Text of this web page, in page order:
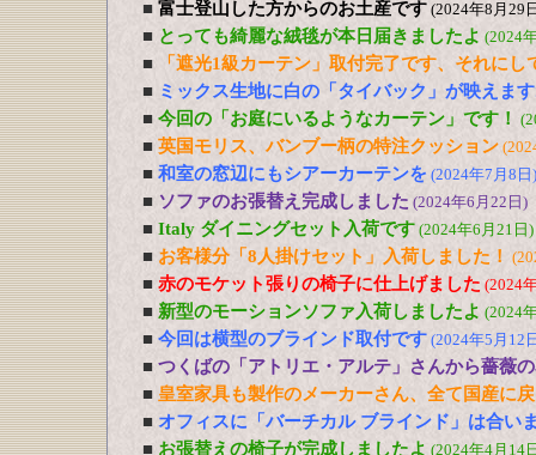
■ 富士登山した方からのお土産です (2024年8月29
■ とっても綺麗な絨毯が本日届きましたよ (2024
■
「遮光1級カーテン」取付完了です、それに
■ ミックス生地に白の「タイバック」が映えま
■ 今回の「お庭にいるようなカーテン」です！
■ 英国モリス、バンブー柄の特注クッション
■ 和室の窓辺にもシアーカーテンを (2024年7月8日)
■ ソファのお張替え完成しました (2024年6月22日)
■ Italy ダイニングセット入荷です (2024年6月21日)
■ お客様分「8人掛けセット」入荷しました！
■ 赤のモケット張りの椅子に仕上げました (2024
■ 新型のモーションソファ入荷しましたよ (2024
■ 今回は横型のブラインド取付です (2024年5月12
■ つくばの「アトリエ・アルテ」さんから薔薇
■ 皇室家具も製作のメーカーさん、全て国産に
■ オフィスに「バーチカル ブラインド」は合い
■ お張替えの椅子が完成しましたよ (2024年4月14